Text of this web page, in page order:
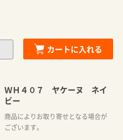
カートに入れる
ＷＨ４０７ ヤケーヌ ネイ
ビー
商品によりお取り寄せとなる場合が
ございます。